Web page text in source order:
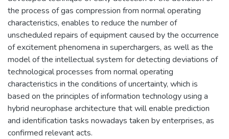
the process of gas compression from normal operating
characteristics, enables to reduce the number of
unscheduled repairs of equipment caused by the occurrence
of excitement phenomena in superchargers, as well as the
model of the intellectual system for detecting deviations of
technological processes from normal operating
characteristics in the conditions of uncertainty, which is
based on the principles of information technology using a
hybrid neurophase architecture that will enable prediction
and identification tasks nowadays taken by enterprises, as
confirmed relevant acts.